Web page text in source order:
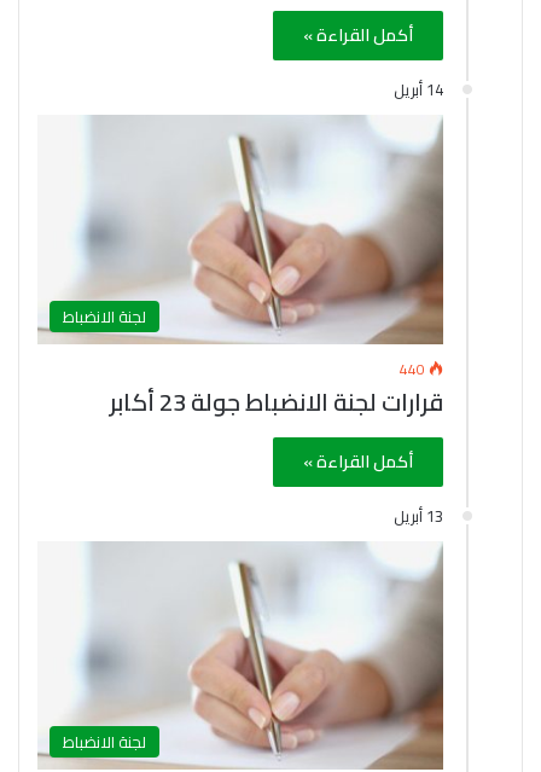
أكمل القراءة »
14 أبريل
لجنة الانضباط
440
قرارات لجنة الانضباط جولة 23 أكابر
أكمل القراءة »
13 أبريل
لجنة الانضباط